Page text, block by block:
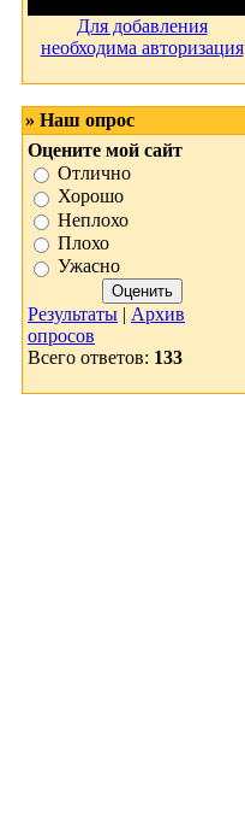
Для добавления
необходима авторизация
» Наш опрос
Оцените мой сайт
Отлично
Хорошо
Неплохо
Плохо
Ужасно
Результаты | Архив
опросов
Всего ответов: 133